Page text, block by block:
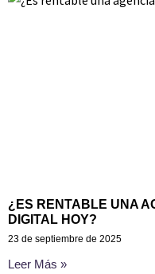
¿ES RENTABLE UNA
DIGITAL HOY?
23 de septiembre de 2025
Leer Más »